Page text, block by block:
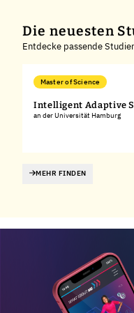
Die neuesten
Entdecke passende
Master of Science
Intelligent Adaptive
an der Universität Hamburg
MEHR FINDEN